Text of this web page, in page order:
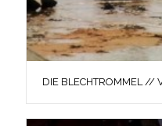
DIE BLECHTROMMEL //